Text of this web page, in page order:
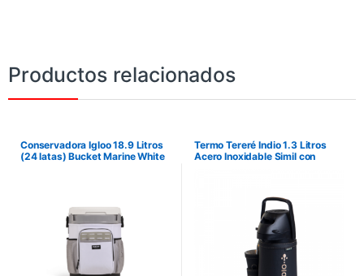
Productos relacionados
Conservadora Igloo 18.9 Litros
(24 latas) Bucket Marine White
Termo Tereré Indio 1.3 Litros
Acero Inoxidable Simil con